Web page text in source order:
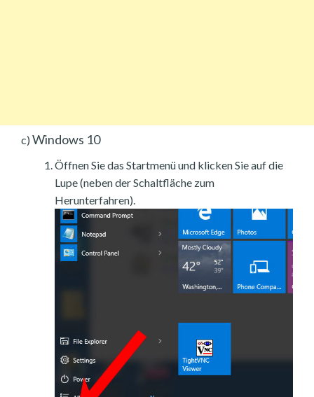
c) Windows 10
Öffnen Sie das Startmenü und klicken Sie auf die
Lupe (neben der Schaltfläche zum
Herunterfahren).